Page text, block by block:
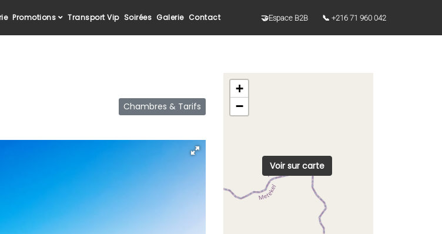
Promotions Transport Vip Soirées Galerie Contact 🤝Espace B2B 📞 +216 71 960 042
Chambres & Tarifs
+
−
Voir sur carte